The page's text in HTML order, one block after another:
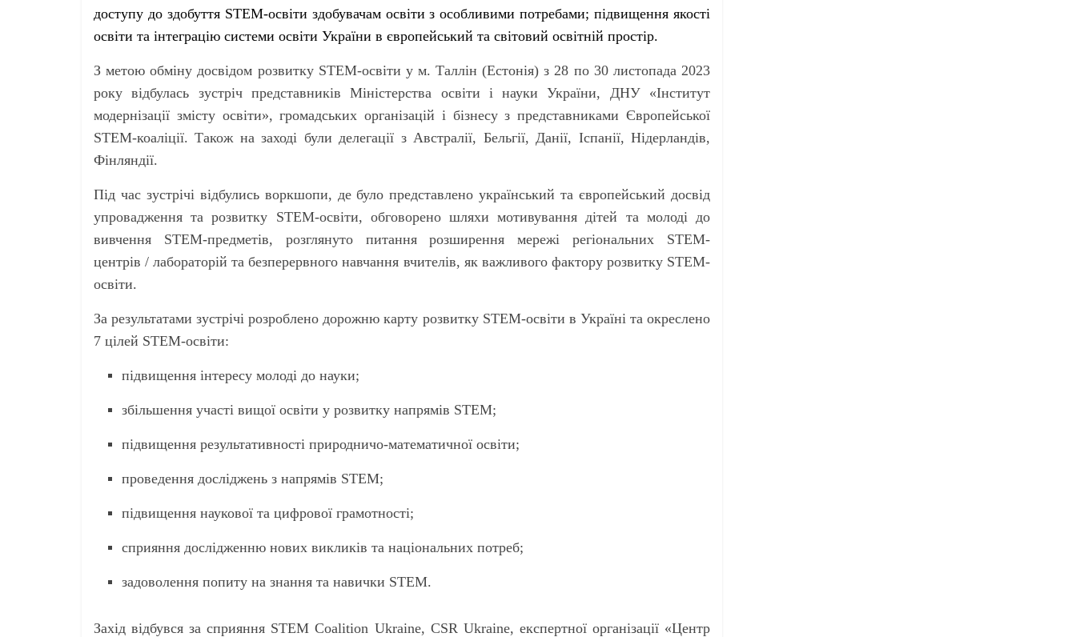
доступу до здобуття STEM-освіти здобувачам освіти з особливими потребами; підвищення якості
освіти та інтеграцію системи освіти України в європейський та світовий освітній простір.
З метою обміну досвідом розвитку STEM-освіти у м. Таллін (Естонія) з 28 по 30 листопада 2023
року відбулась зустріч представників Міністерства освіти і науки України, ДНУ «Інститут
модернізації змісту освіти», громадських організацій і бізнесу з представниками Європейської
STEM-коаліції. Також на заході були делегації з Австралії, Бельгії, Данії, Іспанії, Нідерландів,
Фінляндії.
Під час зустрічі відбулись воркшопи, де було представлено український та європейський досвід
упровадження та розвитку STEM-освіти, обговорено шляхи мотивування дітей та молоді до
вивчення STEM-предметів, розглянуто питаннярозширення мережі регіональних STEM-
центрів / лабораторій та безперервного навчання вчителів, як важливого фактору розвитку STEM-
освіти.
За результатами зустрічі розроблено дорожню карту розвитку STEM-освіти в Україні та окреслено
7 цілей STEM-освіти:
підвищення інтересу молоді до науки;
збільшення участі вищої освіти у розвитку напрямів STEM;
підвищення результативності природничо-математичної освіти;
проведення досліджень з напрямів STEM;
підвищення наукової та цифрової грамотності;
сприяння дослідженню нових викликів та національних потреб;
задоволення попиту на знання та навички STEM.
Захід відбувся за сприяння STEM Coalition Ukraine, CSR Ukraine, експертної організації «Центр